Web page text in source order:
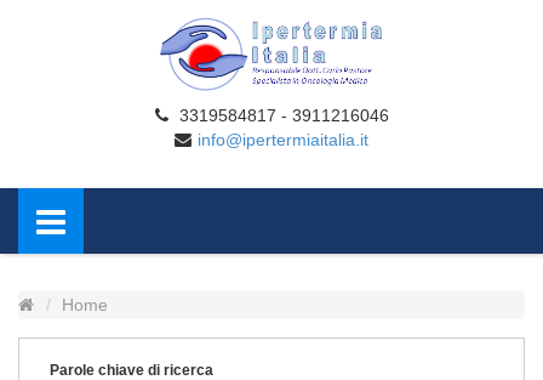
3319584817 - 3911216046
info@ipertermiaitalia.it
Home
Parole chiave di ricerca